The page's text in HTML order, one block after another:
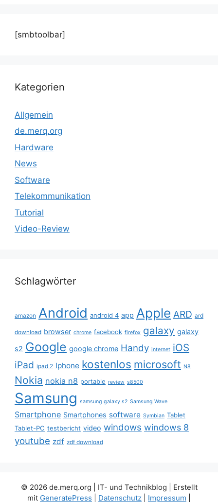
[smbtoolbar]
Kategorien
Allgemein
de.merq.org
Hardware
News
Software
Telekommunikation
Tutorial
Video-Review
Schlagwörter
amazon Android android 4 app Apple ARD ard
download browser chrome facebook firefox galaxy galaxy
s2 Google google chrome Handy internet iOS
iPad ipad 2 Iphone kostenlos microsoft N8
Nokia nokia n8 portable review s8500
Samsung samsung galaxy s2 Samsung Wave
Smartphone Smartphones software Symbian Tablet
Tablet-PC testbericht video windows windows 8
youtube zdf zdf download
© 2026 de.merq.org | IT- und Technikblog | Erstellt
mit GeneratePress Datenschutz Impressum